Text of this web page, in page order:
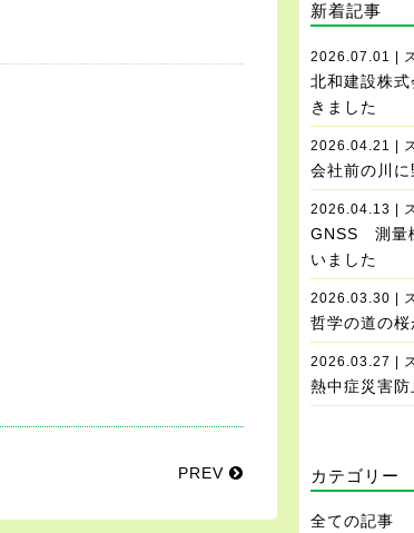
PREV
新着記事
2026.07.01 |
北和建設株
きました
2026.04.21 |
会社前の川
2026.04.13 |
GNSS 測量
いました
2026.03.30 |
哲学の道の
2026.03.27 |
熱中症災害防
カテゴリー
全ての記事